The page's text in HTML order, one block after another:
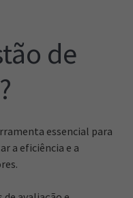
de
essencial para
a eficiência e a